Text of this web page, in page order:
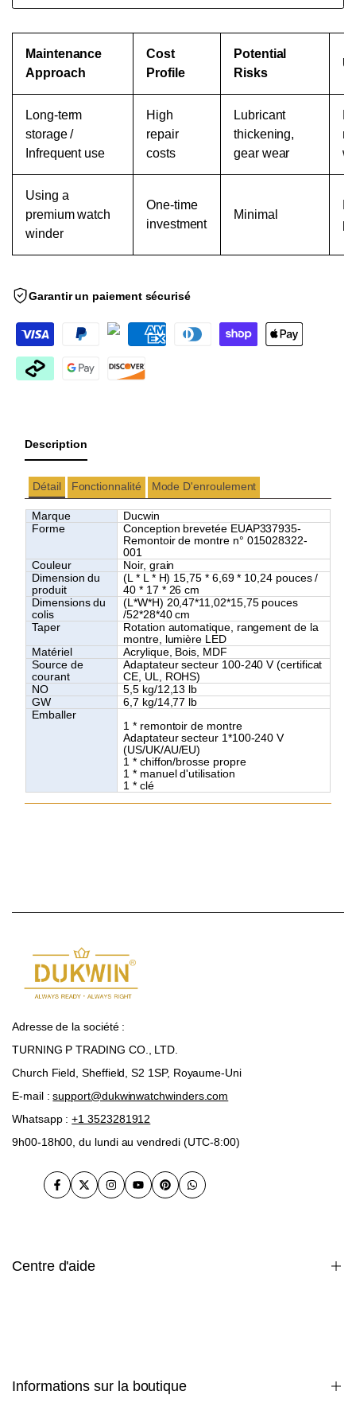
Maintenance
Approach
Cost
Profile
Potential
Risks
Long-term
storage /
Infrequent use
High
repair
costs
Lubricant
thickening,
gear wear
Using a
premium watch
winder
One-time
investment
Minimal
Garantir un paiement sécurisé
Description
Détail Fonctionnalité Mode D'enroulement
Marque
Ducwin
Forme
Conception brevetée EUAP337935-
Remontoir de montre n° 015028322-
001
Couleur
Noir, grain
Dimension du
produit
(L * L * H) 15,75 * 6,69 * 10,24 pouces /
40 * 17 * 26 cm
Dimensions du
colis
(L*W*H) 20,47*11,02*15,75 pouces
/52*28*40 cm
Taper
Rotation automatique, rangement de la
montre, lumière LED
Matériel
Acrylique, Bois, MDF
Source de
courant
Adaptateur secteur 100-240 V (certificat
CE, UL, ROHS)
NO
5,5 kg/12,13 lb
GW
6,7 kg/14,77 lb
Emballer
1 * remontoir de montre
Adaptateur secteur 1*100-240 V
(US/UK/AU/EU)
1 * chiffon/brosse propre
1 * manuel d'utilisation
1 * clé
Adresse de la société :
TURNING P TRADING CO., LTD.
Church Field, Sheffield, S2 1SP, Royaume-Uni
E-mail :support@dukwinwatchwinders.com
Whatsapp :+1 3523281912
9h00-18h00, du lundi au vendredi (UTC-8:00)
FacebookTwitterInstagram
YoutubePinterestWhatsApp
Centre d'aide
Politique d'expédition
Informations sur la boutique